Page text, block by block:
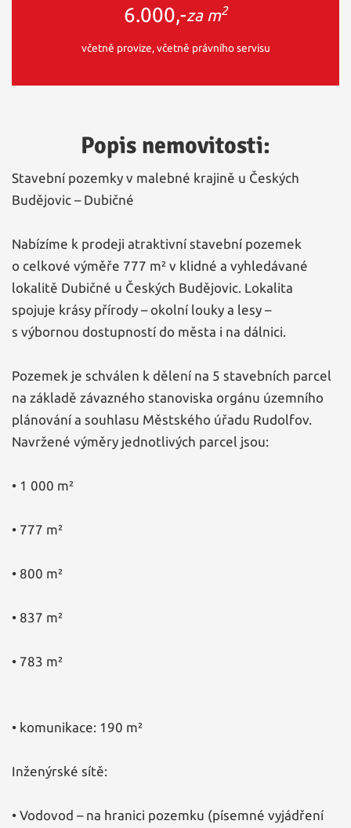
6.000,-za m2
včetně provize, včetně právního servisu
Popis nemovitosti:
Stavební pozemky v malebné krajině u Českých
Budějovic – Dubičné
Nabízíme k prodeji atraktivní stavební pozemek
o celkové výměře 777 m² v klidné a vyhledávané
lokalitě Dubičné u Českých Budějovic. Lokalita
spojuje krásy přírody – okolní louky a lesy –
s výbornou dostupností do města i na dálnici.
Pozemek je schválen k dělení na 5 stavebních parcel
na základě závazného stanoviska orgánu územního
plánování a souhlasu Městského úřadu Rudolfov.
Navržené výměry jednotlivých parcel jsou:
• 1 000 m²
• 777 m²
• 800 m²
• 837 m²
• 783 m²
• komunikace: 190 m²
Inženýrské sítě:
• Vodovod – na hranici pozemku (písemné vyjádření